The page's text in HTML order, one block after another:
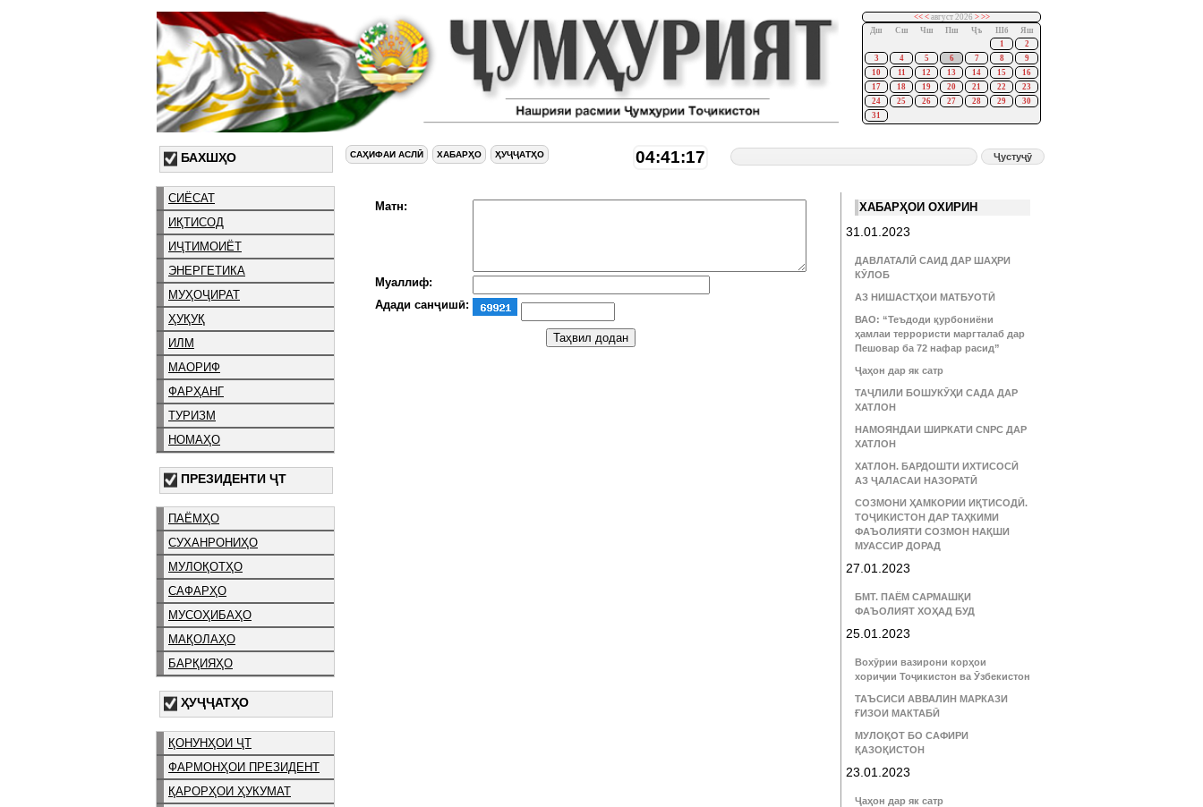
<< <август 2026 > >>
Дш
Сш Чш Пш Ҷъ Шб
Яш
1
2
3
4 5 6 7 8
9
10
11 12 13 14 15
16
17
18 19 20 21 22
23
24
25 26 27 28 29
30
31
БАХШҲО
СИЁСАТ
ИҚТИСОД
ИҶТИМОИЁТ
ЭНЕРГЕТИКА
МУҲОҶИРАТ
ҲУҚУҚ
ИЛМ
МАОРИФ
ФАРҲАНГ
ТУРИЗМ
НОМАҲО
ПРЕЗИДЕНТИ ҶТ
ПАЁМҲО
СУХАНРОНИҲО
МУЛОҚОТҲО
САФАРҲО
МУСОҲИБАҲО
МАҚОЛАҲО
БАРҚИЯҲО
ҲУҶҶАТҲО
ҚОНУНҲОИ ҶТ
ФАРМОНҲОИ ПРЕЗИДЕНТ
ҚАРОРҲОИ ҲУКУМАТ
САҲИФАИ АСЛӢ ХАБАРҲО ҲУҶҶАТҲО 04:41:18
Матн:
Муаллиф:
Адади санҷишӣ:
ХАБАРҲОИ ОХИРИН
31.01.2023
ДАВЛАТАЛӢ САИД ДАР ШАҲРИ
КӮЛОБ
АЗ НИШАСТҲОИ МАТБУОТӢ
ВАО: “Теъдоди қурбониёни
ҳамлаи террористи маргталаб дар
Пешовар ба 72 нафар расид”
Ҷаҳон дар як сатр
ТАҶЛИЛИ БОШУКӮҲИ САДА ДАР
ХАТЛОН
НАМОЯНДАИ ШИРКАТИ CNPC ДАР
ХАТЛОН
ХАТЛОН. БАРДОШТИ ИХТИСОСӢ
АЗ ҶАЛАСАИ НАЗОРАТӢ
СОЗМОНИ ҲАМКОРИИ ИҚТИСОДӢ.
ТОҶИКИСТОН ДАР ТАҲКИМИ
ФАЪОЛИЯТИ СОЗМОН НАҚШИ
МУАССИР ДОРАД
27.01.2023
БМТ. ПАЁМ САРМАШҚИ
ФАЪОЛИЯТ ХОҲАД БУД
25.01.2023
Вохӯрии вазирони корҳои
хориҷии Тоҷикистон ва Ӯзбекистон
ТАЪСИСИ АВВАЛИН МАРКАЗИ
ҒИЗОИ МАКТАБӢ
МУЛОҚОТ БО САФИРИ
ҚАЗОҚИСТОН
23.01.2023
Ҷаҳон дар як сатр